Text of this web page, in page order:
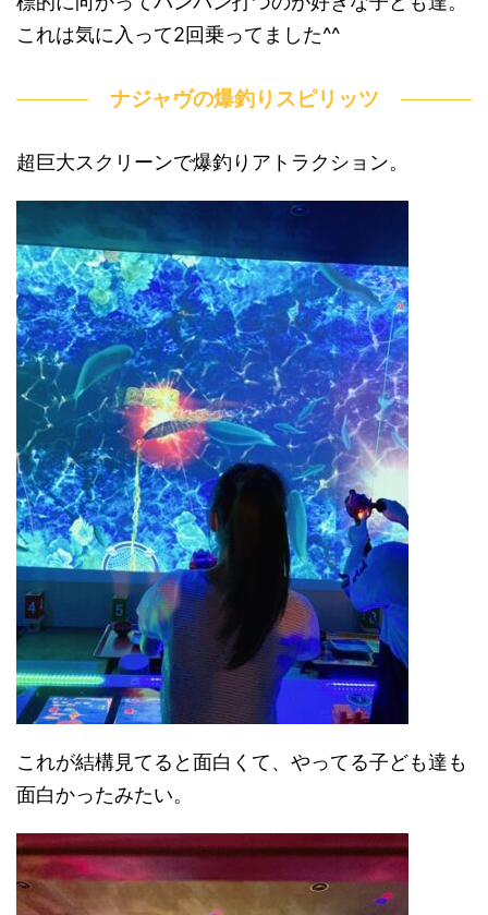
これは気に入って2回乗ってました^^
ナジャヴの爆釣りスピリッツ
超巨大スクリーンで爆釣りアトラクション。
これが結構見てると面白くて、やってる子ども達も
面白かったみたい。